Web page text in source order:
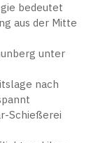
bedeutet
aus der Mitte
unter
nach
Schießerei